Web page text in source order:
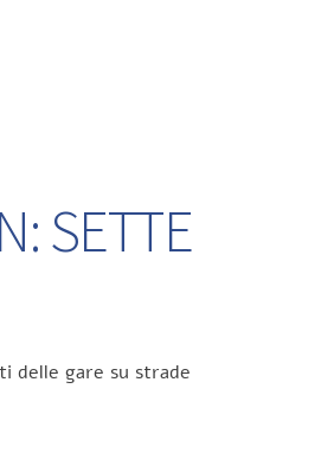
SETTE
delle gare su strade